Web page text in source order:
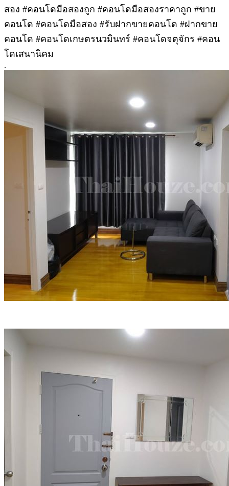
สอง #คอนโดมือสองถูก #คอนโดมือสองราคาถูก #ขาย
คอนโด #คอนโดมือสอง #รับฝากขายคอนโด #ฝากขาย
คอนโด #คอนโดเกษตรนวมินทร์ #คอนโดจตุจักร #คอน
โดเสนานิคม
.